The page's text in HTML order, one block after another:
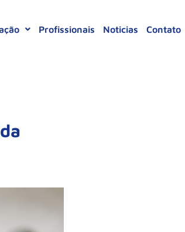
Profissionais Noticias Contato